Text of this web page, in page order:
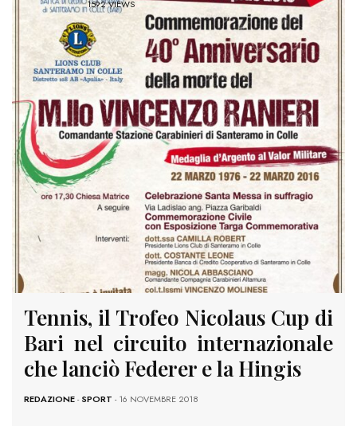
1592 VIEWS
Tennis, il Trofeo Nicolaus Cup di
Bari nel circuito internazionale
che lanciò Federer e la Hingis
REDAZIONE-SPORT - 16 NOVEMBRE 2018